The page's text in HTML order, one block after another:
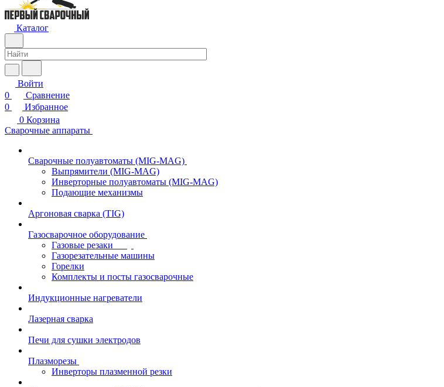
Каталог
Войти
0
Сравнение
0
Избранное
0 Корзина
Сварочные аппараты
Сварочные полуавтоматы (MIG-MAG)
Выпрямители (MIG-MAG)
Инверторные полуавтоматы (MIG-MAG)
Подающие механизмы
Аргоновая сварка (TIG)
Газосварочное оборудование
Газовые резаки
Газорезательные машины
Горелки
Комплекты и посты газосварочные
Индукционные нагреватели
Лазерная сварка
Печи для сушки электродов
Плазморезы
Инверторы плазменной резки